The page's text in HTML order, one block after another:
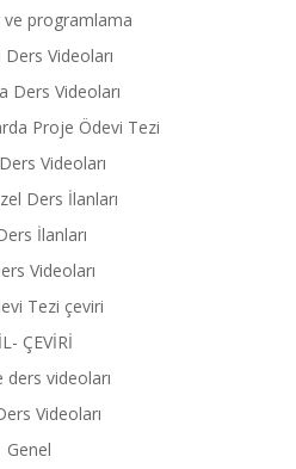
ve programlama
Videoları
Ders Videoları
Proje Ödevi Tezi
Videoları
Ders İlanları
İlanları
Videoları
Tezi çeviri
ÇEVİRİ
ders videoları
Videoları
Genel